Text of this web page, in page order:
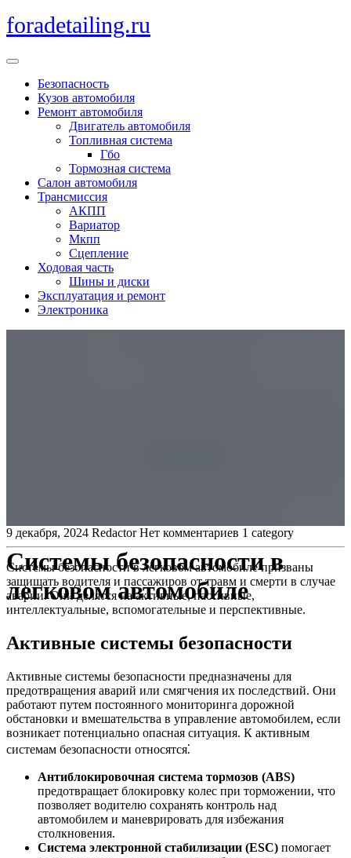
Перейти
к
foradetailing.ru
Кнопка
ОткрытьБезопасность
Кузов автомобиля
Ремонт автомобиля
Двигатель автомобиля
Топливная система
Гбо
Тормозная система
Салон автомобиля
Трансмиссия
АКПП
Вариатор
Мкпп
Сцепление
Ходовая часть
Шины и диски
Эксплуатация и ремонт
Электроника
Системы безопасности в
легковом автомобиле
9 декабря, 2024 Redactor Нет комментариев 1 category
Системы безопасности в легковом автомобиле призваны
защищать водителя и пассажиров от травм и смерти в случае
аварии. Они делятся на активные, пассивные,
интеллектуальные, вспомогательные и перспективные.
Активные системы безопасности
Активные системы безопасности предназначены для
предотвращения аварий или смягчения их последствий. Они
работают путем постоянного мониторинга дорожной
обстановки и вмешательства в управление автомобилем, если
возникает потенциально опасная ситуация. К активным
системам безопасности относятся⁚
Антиблокировочная система тормозов (ABS)
предотвращает блокировку колес при торможении, что
позволяет водителю сохранять контроль над
автомобилем и маневрировать для избежания
столкновения.
Система электронной стабилизации (ESC) помогает